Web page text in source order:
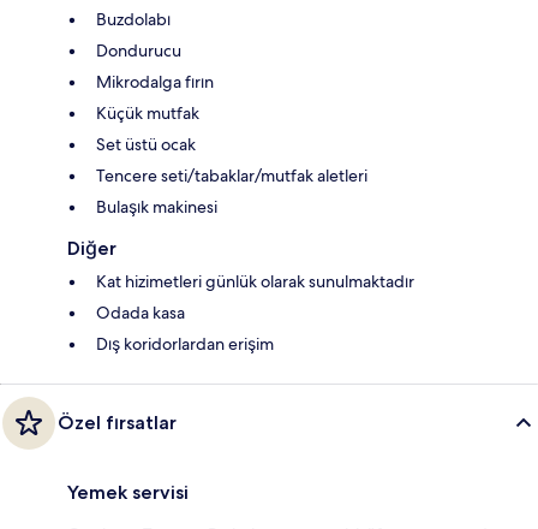
Buzdolabı
Dondurucu
Mikrodalga fırın
Küçük mutfak
Set üstü ocak
Tencere seti/tabaklar/mutfak aletleri
Bulaşık makinesi
Diğer
Kat hizimetleri günlük olarak sunulmaktadır
Odada kasa
Dış koridorlardan erişim
Özel fırsatlar
Yemek servisi